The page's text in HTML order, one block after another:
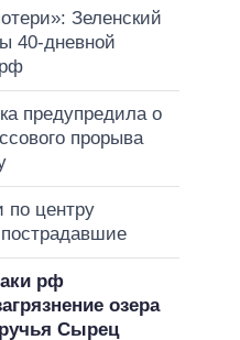
Зеленский
40-дневной
предупредила о
прорыва
по центру
рф
озера
Сырец